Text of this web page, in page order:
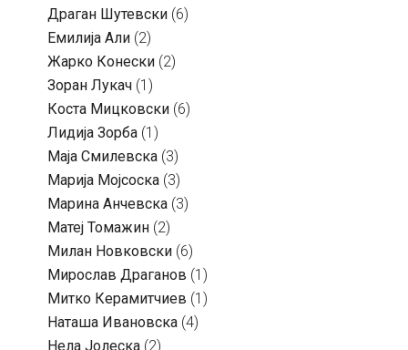
Драган Шутевски (6)
Емилија Али (2)
Жарко Конески (2)
Зоран Лукач (1)
Коста Мицковски (6)
Лидија Зорба (1)
Маја Смилевска (3)
Марија Мојсоска (3)
Марина Анчевска (3)
Матеј Томажин (2)
Милан Новковски (6)
Мирослав Драганов (1)
Митко Керамитчиев (1)
Наташа Ивановска (4)
Нела Јолеска (2)